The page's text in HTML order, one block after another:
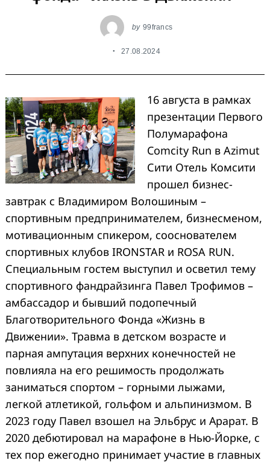
by 99francs
27.08.2024
16 августа в рамках
презентации Первого
Полумарафона
Comcity Run в Azimut
Сити Отель Комсити
прошел бизнес-
завтрак с Владимиром Волошиным –
спортивным предпринимателем, бизнесменом,
мотивационным спикером, сооснователем
спортивных клубов IRONSTAR и ROSA RUN.
Специальным гостем выступил и осветил тему
спортивного фандрайзинга Павел Трофимов –
амбассадор и бывший подопечный
Благотворительного Фонда «Жизнь в
Движении». Травма в детском возрасте и
парная ампутация верхних конечностей не
повлияла на его решимость продолжать
заниматься спортом – горными лыжами,
легкой атлетикой, гольфом и альпинизмом. В
2023 году Павел взошел на Эльбрус и Арарат. В
2020 дебютировал на марафоне в Нью-Йорке, с
тех пор ежегодно принимает участие в главных